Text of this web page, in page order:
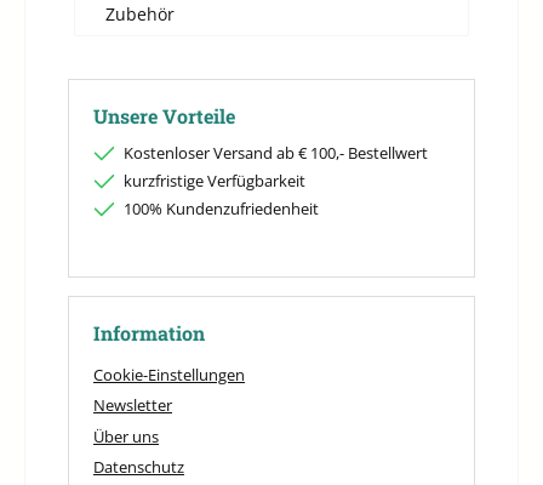
Zubehör
Unsere Vorteile
Kostenloser Versand ab € 100,- Bestellwert
kurzfristige Verfügbarkeit
100% Kundenzufriedenheit
Information
Cookie-Einstellungen
Newsletter
Über uns
Datenschutz